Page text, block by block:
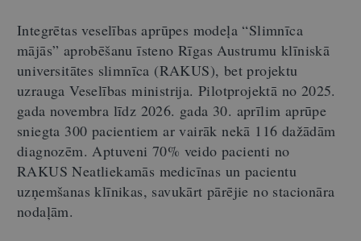
Integrētas veselības aprūpes modeļa “Slimnīca
mājās” aprobēšanu īsteno Rīgas Austrumu klīniskā
universitātes slimnīca (RAKUS), bet projektu
uzrauga Veselības ministrija. Pilotprojektā no 2025.
gada novembra līdz 2026. gada 30. aprīlim aprūpe
sniegta 300 pacientiem ar vairāk nekā 116 dažādām
diagnozēm. Aptuveni 70% veido pacienti no
RAKUS Neatliekamās medicīnas un pacientu
uzņemšanas klīnikas, savukārt pārējie no stacionāra
nodaļām.